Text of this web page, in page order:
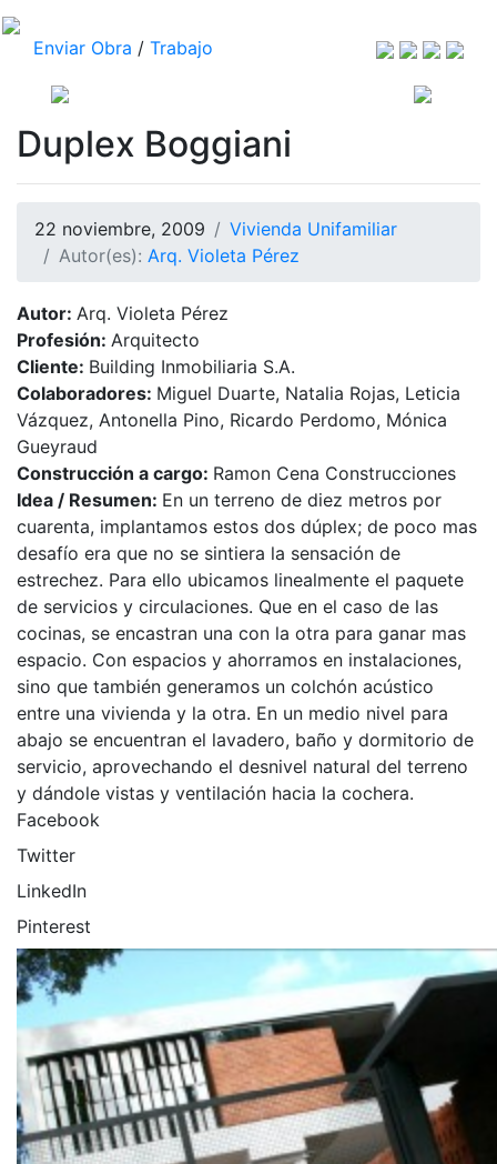
Enviar Obra / Trabajo
Duplex Boggiani
22 noviembre, 2009
Vivienda Unifamiliar
Autor(es): Arq. Violeta Pérez
Autor: Arq. Violeta Pérez
Profesión: Arquitecto
Cliente: Building Inmobiliaria S.A.
Colaboradores: Miguel Duarte, Natalia Rojas, Leticia
Vázquez, Antonella Pino, Ricardo Perdomo, Mónica
Gueyraud
Construcción a cargo: Ramon Cena Construcciones
Idea / Resumen: En un terreno de diez metros por
cuarenta, implantamos estos dos dúplex; de poco mas
desafío era que no se sintiera la sensación de
estrechez. Para ello ubicamos linealmente el paquete
de servicios y circulaciones. Que en el caso de las
cocinas, se encastran una con la otra para ganar mas
espacio. Con espacios y ahorramos en instalaciones,
sino que también generamos un colchón acústico
entre una vivienda y la otra. En un medio nivel para
abajo se encuentran el lavadero, baño y dormitorio de
servicio, aprovechando el desnivel natural del terreno
y dándole vistas y ventilación hacia la cochera.
Facebook
Twitter
LinkedIn
Pinterest